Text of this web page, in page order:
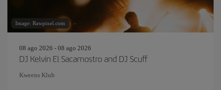
Image: Rawpixel.com
08 ago 2026 - 08 ago 2026
DJ Kelvin El Sacamostro and DJ Scuff
Kweens Klub